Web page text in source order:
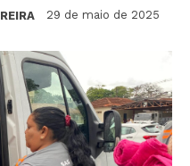
29 de maio de 2025